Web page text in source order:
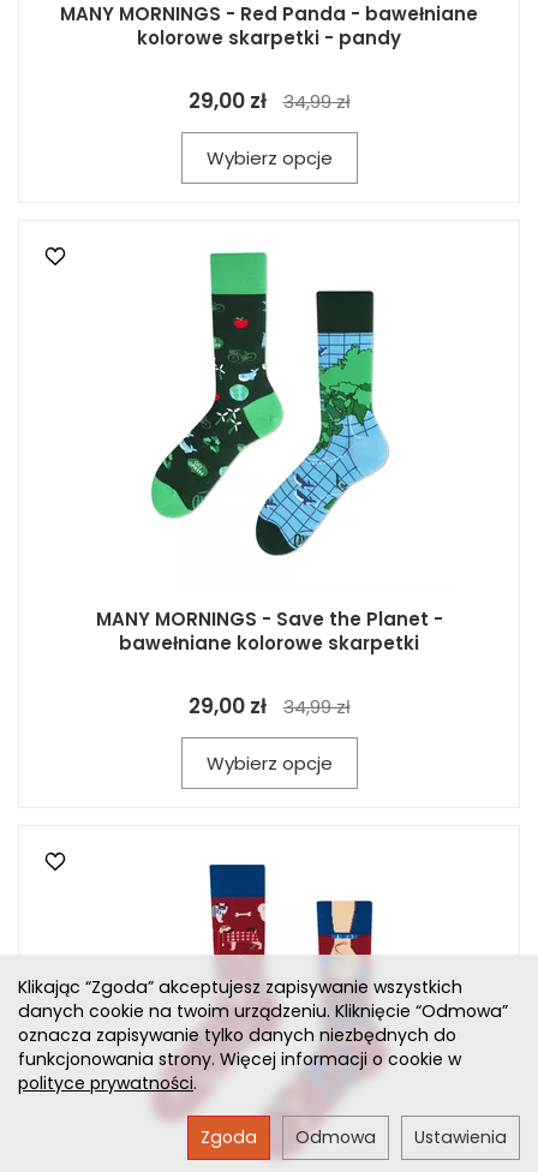
MANY MORNINGS - Red Panda - bawełniane
kolorowe skarpetki - pandy
29,00 zł 34,99 zł
Wybierz opcje
MANY MORNINGS - Save the Planet -
bawełniane kolorowe skarpetki
29,00 zł 34,99 zł
Wybierz opcje
Klikając “Zgoda” akceptujesz zapisywanie wszystkich
danych cookie na twoim urządzeniu. Kliknięcie “Odmowa”
oznacza zapisywanie tylko danych niezbędnych do
funkcjonowania strony. Więcej informacji o cookie w
polityce prywatności.
Ustawienia
Odmowa
Zgoda